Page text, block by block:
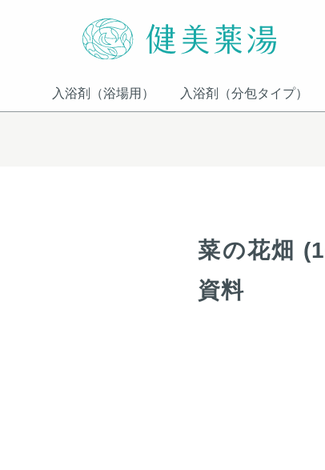
入浴剤（浴場用） 入浴剤（分包タイプ）
菜の花畑
資料